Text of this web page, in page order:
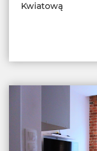
Kwiatową